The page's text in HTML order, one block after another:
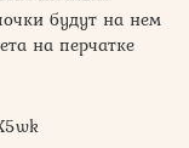
будут на нем
на перчатке